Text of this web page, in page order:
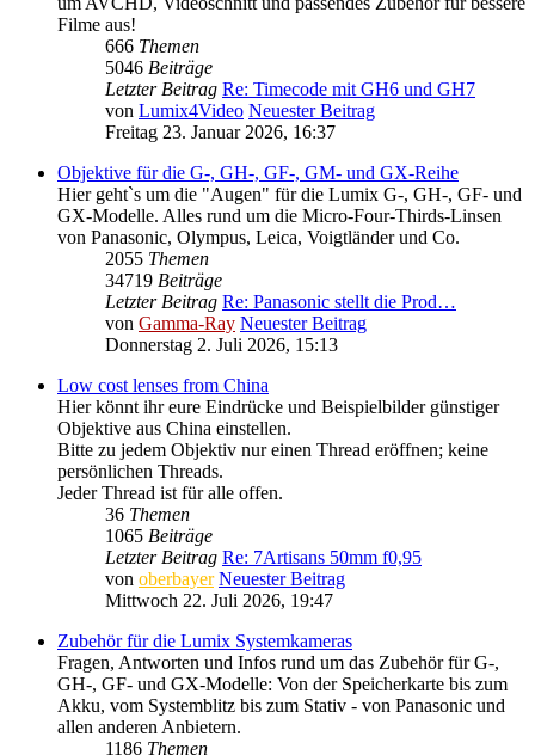
Filme aus!
666 Themen
5046 Beiträge
Letzter Beitrag Re: Timecode mit GH6 und GH7
von Lumix4Video Neuester Beitrag
Freitag 23. Januar 2026, 16:37
Objektive für die G-, GH-, GF-, GM- und GX-Reihe
Hier geht`s um die "Augen" für die Lumix G-, GH-, GF- und
GX-Modelle. Alles rund um die Micro-Four-Thirds-Linsen
von Panasonic, Olympus, Leica, Voigtländer und Co.
2055 Themen
34719 Beiträge
Letzter Beitrag Re: Panasonic stellt die Prod…
von Gamma-Ray Neuester Beitrag
Donnerstag 2. Juli 2026, 15:13
Low cost lenses from China
Hier könnt ihr eure Eindrücke und Beispielbilder günstiger
Objektive aus China einstellen.
Bitte zu jedem Objektiv nur einen Thread eröffnen; keine
persönlichen Threads.
Jeder Thread ist für alle offen.
36 Themen
1065 Beiträge
Letzter Beitrag Re: 7Artisans 50mm f0,95
von oberbayer Neuester Beitrag
Mittwoch 22. Juli 2026, 19:47
Zubehör für die Lumix Systemkameras
Fragen, Antworten und Infos rund um das Zubehör für G-,
GH-, GF- und GX-Modelle: Von der Speicherkarte bis zum
Akku, vom Systemblitz bis zum Stativ - von Panasonic und
allen anderen Anbietern.
1186 Themen